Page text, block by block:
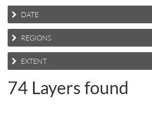
DATE
REGIONS
EXTENT
74 Layers found